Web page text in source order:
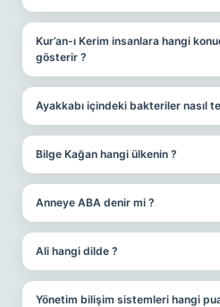
Kur’an-ı Kerim insanlara hangi
gösterir ?
Ayakkabı içindeki bakteriler nasıl
Bilge Kağan hangi ülkenin ?
Anneye ABA denir mi ?
Ali hangi dilde ?
Yönetim bilişim sistemleri hangi